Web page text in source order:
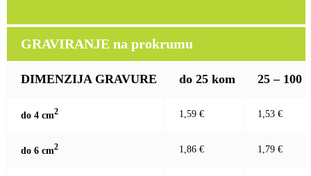
GRAVIRANJE na prokrumu
DIMENZIJA GRAVURE do 25 kom 25 – 100
do 4 cm2 1,59 € 1,53 €
do 6 cm2 1,86 € 1,79 €